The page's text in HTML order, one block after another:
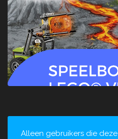
Alleen gebruikers die